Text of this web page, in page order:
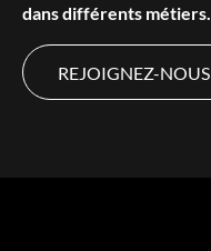
dans différents métiers.
REJOIGNEZ-NOUS